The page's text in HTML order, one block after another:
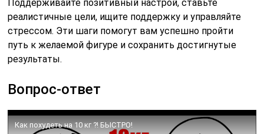
Поддерживайте позитивный настрой, ставьте
реалистичные цели, ищите поддержку и управляйте
стрессом. Эти шаги помогут вам успешно пройти
путь к желаемой фигуре и сохранить достигнутые
результаты.
Вопрос-ответ
Как похудеть на 10 кг ?! БЫСТРО!